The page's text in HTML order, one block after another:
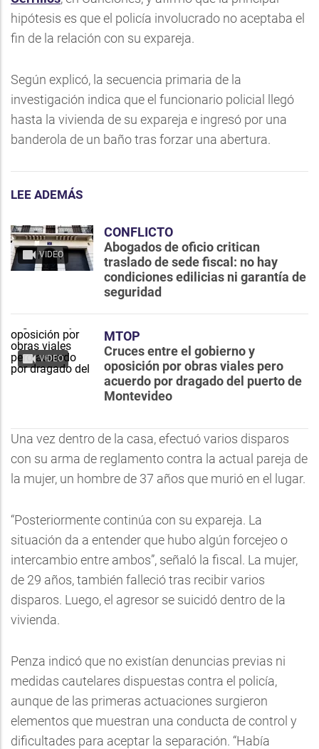
hipótesis es que el policía involucrado no aceptaba el
fin de la relación con su expareja.
Según explicó, la secuencia primaria de la
investigación indica que el funcionario policial llegó
hasta la vivienda de su expareja e ingresó por una
banderola de un baño tras forzar una abertura.
LEE ADEMÁS
VIDEO
CONFLICTO
Abogados de oficio critican
traslado de sede fiscal: no hay
condiciones edilicias ni garantía de
seguridad
VIDEO
MTOP
Cruces entre el gobierno y
oposición por obras viales pero
acuerdo por dragado del puerto de
Montevideo
Una vez dentro de la casa, efectuó varios disparos
con su arma de reglamento contra la actual pareja de
la mujer, un hombre de 37 años que murió en el lugar.
“Posteriormente continúa con su expareja. La
situación da a entender que hubo algún forcejeo o
intercambio entre ambos”, señaló la fiscal. La mujer,
de 29 años, también falleció tras recibir varios
disparos. Luego, el agresor se suicidó dentro de la
vivienda.
Penza indicó que no existían denuncias previas ni
medidas cautelares dispuestas contra el policía,
aunque de las primeras actuaciones surgieron
elementos que muestran una conducta de control y
dificultades para aceptar la separación. “Había